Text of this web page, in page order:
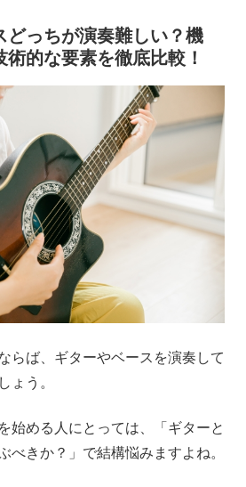
どっちが演奏難しい？機
的な要素を徹底比較！
らば、ギターやベースを演奏して
ょう。
始める人にとっては、「ギターと
べきか？」で結構悩みますよね。